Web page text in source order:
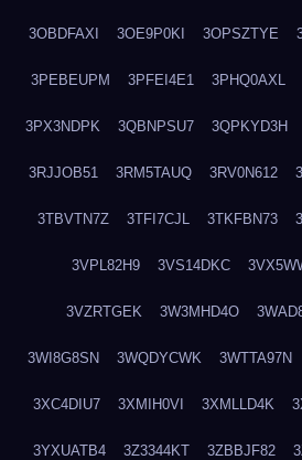
3OBDFAXI 3OE9P0KI 3OPSZTYE
3PEBEUPM 3PFEI4E1 3PHQ0AXL
3PX3NDPK 3QBNPSU7 3QPKYD3H
3RJJOB51 3RM5TAUQ 3RV0N612
3TBVTN7Z 3TFI7CJL 3TKFBN73
3VPL82H9 3VS14DKC
3VZRTGEK 3W3MHD4O
3WI8G8SN 3WQDYCWK 3WTTA97N
3XC4DIU7 3XMIH0VI 3XMLLD4K
3YXUATB4 3Z3344KT 3ZBBJF82